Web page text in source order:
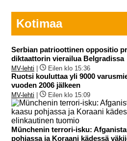
Kotimaa
Serbian patrioottinen oppositio
diktaattorin vierailua Belgradissa
MV-lehti | Eilen klo 15:36
Ruotsi kouluttaa yli 9000
vuoden 2006 jälkeen
MV-lehti | Eilen klo 15:09
Münchenin terrori-isku:
pohjassa ja Koraani kädessä